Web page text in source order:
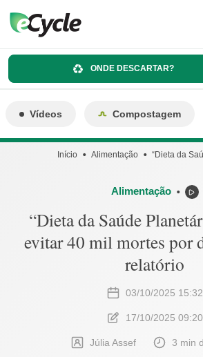
ONDE DESCARTAR?
Vídeos Compostagem
Início Alimentação “Dieta da
Alimentação ⬤
“Dieta da Saúde
evitar 40 mil mortes por
relatório
03/10/2025 15:32
17/10/2025 09:20
Júlia Assef 3 min